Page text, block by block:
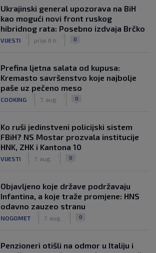
Ukrajinski general upozorava na BiH
kao mogući novi front ruskog
hibridnog rata: Posebno izdvaja Brčko
VIJESTI prije 6 h 0
Prefina ljetna salata od kupusa:
Kremasto savršenstvo koje najbolje
paše uz pečeno meso
COOKING 7. aug. 0
Ko ruši jedinstveni policijski sistem
FBiH? NS Mostar prozvala institucije
HNK, ZHK i Kantona 10
VIJESTI 7. aug. 0
Objavljeno koje države podržavaju
Infantina, a koje traže promjene: HNS
odavno zauzeo stranu
NOGOMET 7. aug. 0
Penzioneri otišli na odmor u Italiju i